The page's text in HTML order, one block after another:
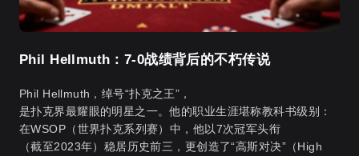
Phil Hellmuth：7-0战绩背后的不朽传说
Phil Hellmuth，绰号“扑克之王”，
是扑克界最耀眼的明星之一。他的职业生涯堪称教科书级别：
在WSOP（世界扑克系列赛）中，他以7次冠军头衔
（截至2023年）稳居历史前三，更创造了“高斯对决”（High